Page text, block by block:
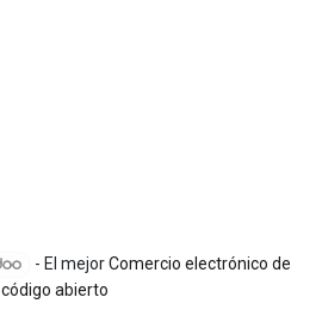
- El mejorComercio electrónico de
código abierto